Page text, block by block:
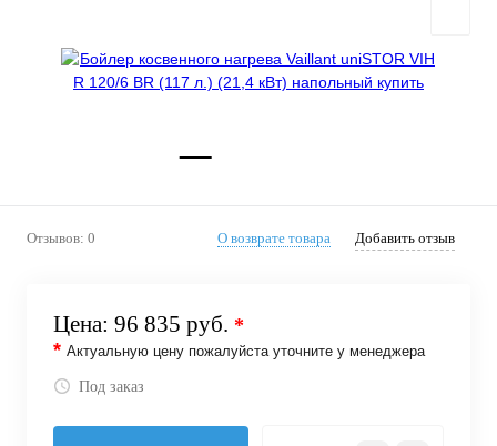
Отзывов: 0 О возврате товара Добавить отзыв
Цена: 96 835 руб. *
* Актуальную цену пожалуйста уточните у менеджера
Под заказ